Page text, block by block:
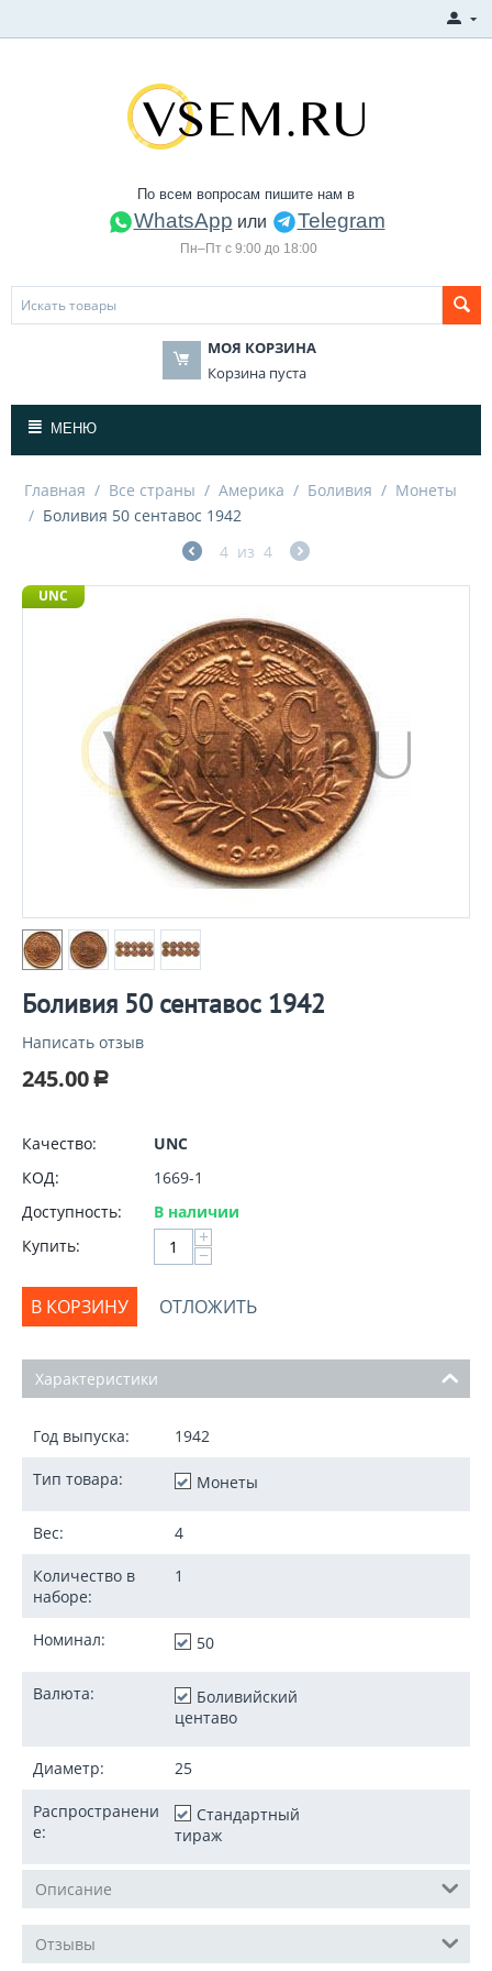
По всем вопросам пишите нам в
WhatsApp или Telegram
Пн–Пт с 9:00 до 18:00
МОЯ КОРЗИНА
Корзина пуста
МЕНЮ
Главная / Все страны / Америка / Боливия / Монеты
/ Боливия 50 сентавос 1942
4 из 4
UNC
Боливия 50 сентавос 1942
Написать отзыв
245.00 Р
Качество:
UNC
КОД:
1669-1
Доступность:
В наличии
Купить:
+
−
В КОРЗИНУ ОТЛОЖИТЬ
Характеристики
Год выпуска: 1942
Тип товара: Монеты
Вес: 4
Количество в
наборе:
1
Номинал: 50
Валюта:
Боливийский
центаво
Диаметр: 25
Распространени
е:
Стандартный
тираж
Описание
Отзывы